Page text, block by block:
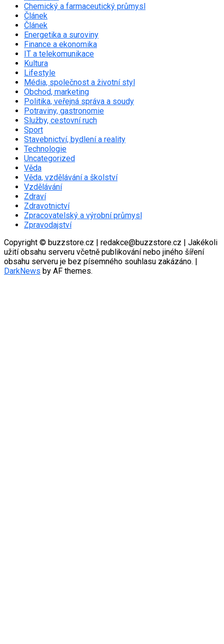
Chemický a farmaceutický průmysl
Článek
Článek
Energetika a suroviny
Finance a ekonomika
IT a telekomunikace
Kultura
Lifestyle
Média, společnost a životní styl
Obchod, marketing
Politika, veřejná správa a soudy
Potraviny, gastronomie
Služby, cestovní ruch
Sport
Stavebnictví, bydlení a reality
Technologie
Uncategorized
Věda
Věda, vzdělávání a školství
Vzdělávání
Zdraví
Zdravotnictví
Zpracovatelský a výrobní průmysl
Zpravodajství
Copyright © buzzstore.cz | redakce@buzzstore.cz | Jakékoli
užití obsahu serveru včetně publikování nebo jiného šíření
obsahu serveru je bez písemného souhlasu zakázáno.
DarkNews by AF themes.